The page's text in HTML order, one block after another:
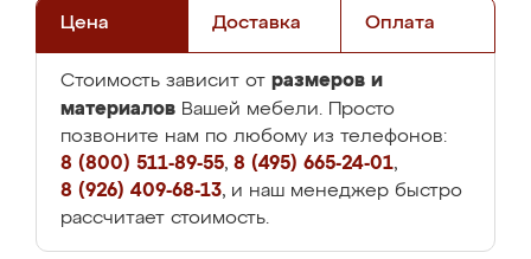
Цена Доставка Оплата
Стоимость зависит от размеров и
материалов Вашей мебели. Просто
позвоните нам по любому из телефонов:
8 (800) 511-89-55, 8 (495) 665-24-01,
8 (926) 409-68-13, и наш менеджер быстро
рассчитает стоимость.